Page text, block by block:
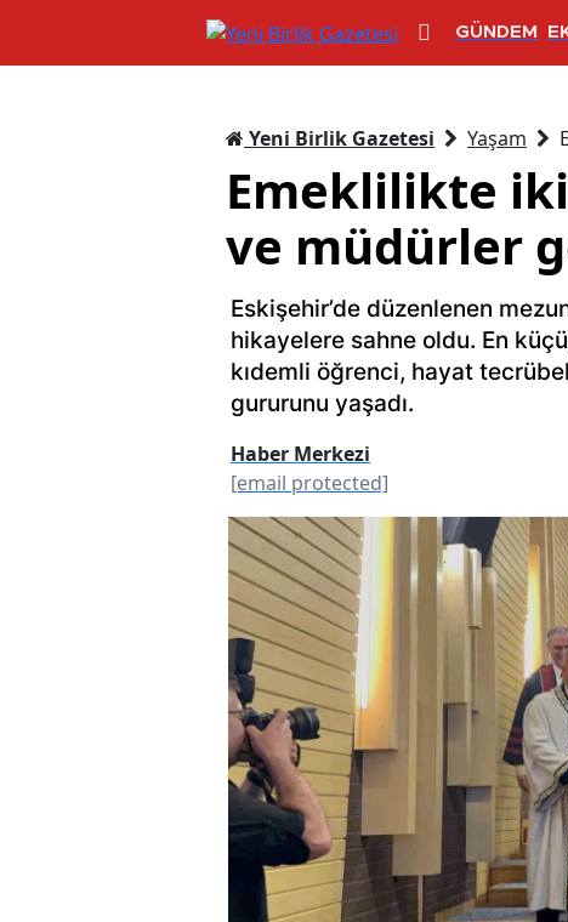
GÜNDEM
Yeni Birlik Gazetesi Yaşam
Emeklilikte
ve müdürler
Eskişehir’de düzenlenen
hikayelere sahne oldu. En
kıdemli öğrenci, hayat
gururunu yaşadı.
Haber Merkezi
[email protected]